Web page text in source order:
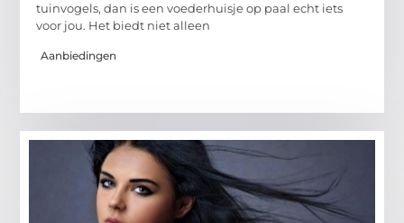
tuinvogels, dan is een voederhuisje op paal echt iets
voor jou. Het biedt niet alleen
Aanbiedingen